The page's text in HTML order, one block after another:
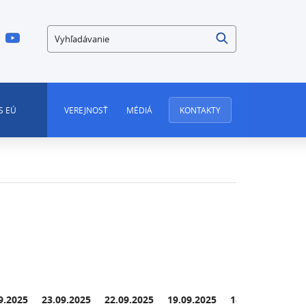
Vyhľadávanie
EÚ VEREJNOSŤ MÉDIÁ KONTAKTY
23.09.2025 22.09.2025 19.09.2025 18.09.2025